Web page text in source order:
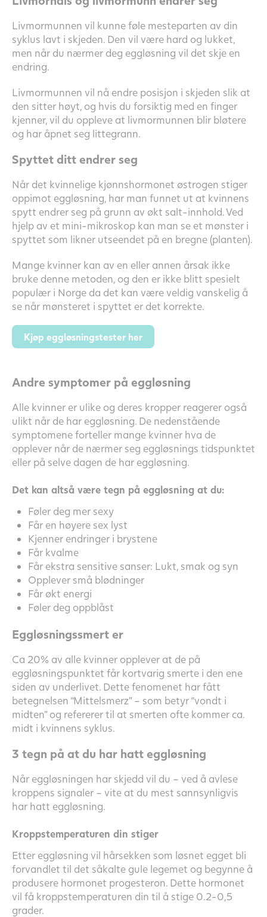
Livmormunnen vil kunne føle mesteparten av din
syklus lavt i skjeden. Den vil være hard og lukket,
men når du nærmer deg eggløsning vil det skje en
endring.
Livmormunnen vil nå endre posisjon i skjeden slik at
den sitter høyt, og hvis du forsiktig med en finger
kjenner, vil du oppleve at livmormunnen blir bløtere
og har åpnet seg littegrann.
Spyttet ditt endrer seg
Når det kvinnelige kjønnshormonet østrogen stiger
oppimot eggløsning, har man funnet ut at kvinnens
spytt endrer seg på grunn av økt salt-innhold. Ved
hjelp av et mini-mikroskop kan man se et mønster i
spyttet som likner utseendet på en bregne (planten).
Mange kvinner kan av en eller annen årsak ikke
bruke denne metoden, og den er ikke blitt spesielt
populær i Norge da det kan være veldig vanskelig å
se når mønsteret i spyttet er det korrekte.
Kjøp eggløsningstester her
Andre symptomer på eggløsning
Alle kvinner er ulike og deres kropper reagerer også
ulikt når de har eggløsning. De nedenstående
symptomene forteller mange kvinner hva de
opplever når de nærmer seg eggløsnings tidspunktet
eller på selve dagen de har eggløsning.
Det kan altså være tegn på eggløsning at du:
Føler deg mer sexy
Får en høyere sex lyst
Kjenner endringer i brystene
Får kvalme
Får ekstra sensitive sanser: Lukt, smak og syn
Opplever små blødninger
Får økt energi
Føler deg oppblåst
Eggløsningssmert er
Ca 20% av alle kvinner opplever at de på
eggløsningspunktet får kortvarig smerte i den ene
siden av underlivet. Dette fenomenet har fått
betegnelsen “Mittelsmerz” – som betyr “vondt i
midten” og refererer til at smerten ofte kommer ca.
midt i kvinnens syklus.
3 tegn på at du har hatt eggløsning
Når eggløsningen har skjedd vil du – ved å avlese
kroppens signaler – vite at du mest sannsynligvis
har hatt eggløsning.
Kroppstemperaturen din stiger
Etter eggløsning vil hårsekken som løsnet egget bli
forvandlet til det såkalte gule legemet og begynne å
produsere hormonet progesteron. Dette hormonet
vil få kroppstemperaturen din til å stige 0.2-0,5
grader.